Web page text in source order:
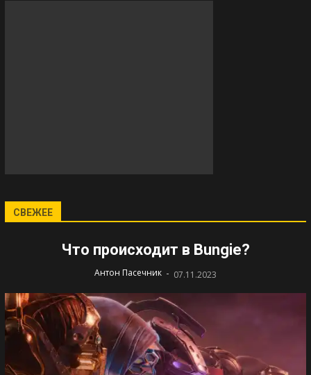
СВЕЖЕЕ
Что происходит в Bungie?
Антон Пасечник - 07.11.2023